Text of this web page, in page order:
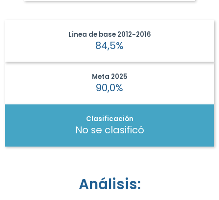
Linea de base 2012-2016
84,5%
Meta 2025
90,0%
Clasificación
No se clasificó
Análisis: